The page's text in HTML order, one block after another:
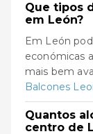
Que tipos
em León?
Em León
económicas
mais bem
Balcones
Quantos
centro de